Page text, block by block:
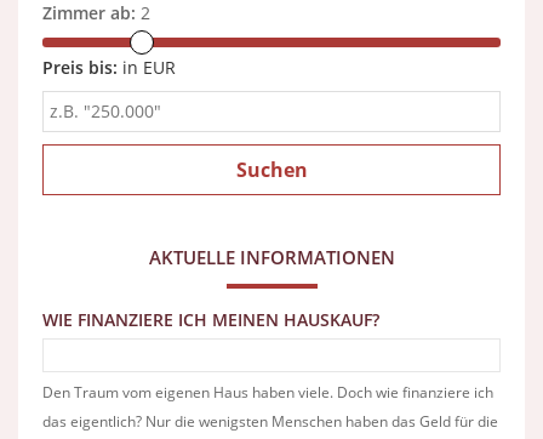
Zimmer ab: 2
Preis bis: in EUR
AKTUELLE INFORMATIONEN
WIE FINANZIERE ICH MEINEN HAUSKAUF?
Den Traum vom eigenen Haus haben viele. Doch wie finanziere ich
das eigentlich? Nur die wenigsten Menschen haben das Geld für die